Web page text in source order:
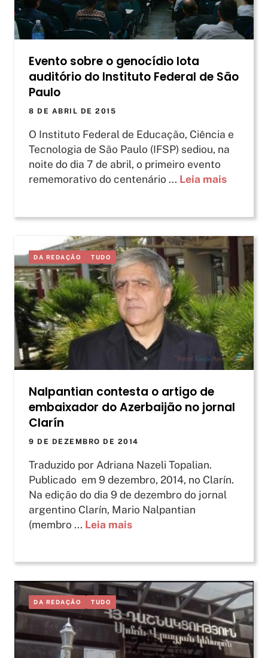
Evento sobre o genocídio lota
auditório do Instituto Federal de São
Paulo
8 DE ABRIL DE 2015
O Instituto Federal de Educação, Ciência e
Tecnologia de São Paulo (IFSP) sediou, na
noite do dia 7 de abril, o primeiro evento
rememorativo do centenário ... Leia mais
DA REDAÇÃO TUDO
Nalpantian contesta o artigo de
embaixador do Azerbaijão no jornal
Clarín
9 DE DEZEMBRO DE 2014
Traduzido por Adriana Nazeli Topalian.
Publicado em 9 dezembro, 2014, no Clarín.
Na edição do dia 9 de dezembro do jornal
argentino Clarín, Mario Nalpantian
(membro ... Leia mais
DA REDAÇÃO TUDO